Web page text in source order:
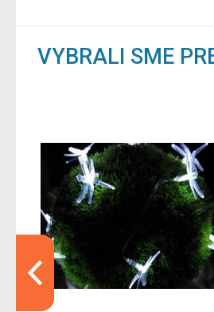
VYBRALI SME